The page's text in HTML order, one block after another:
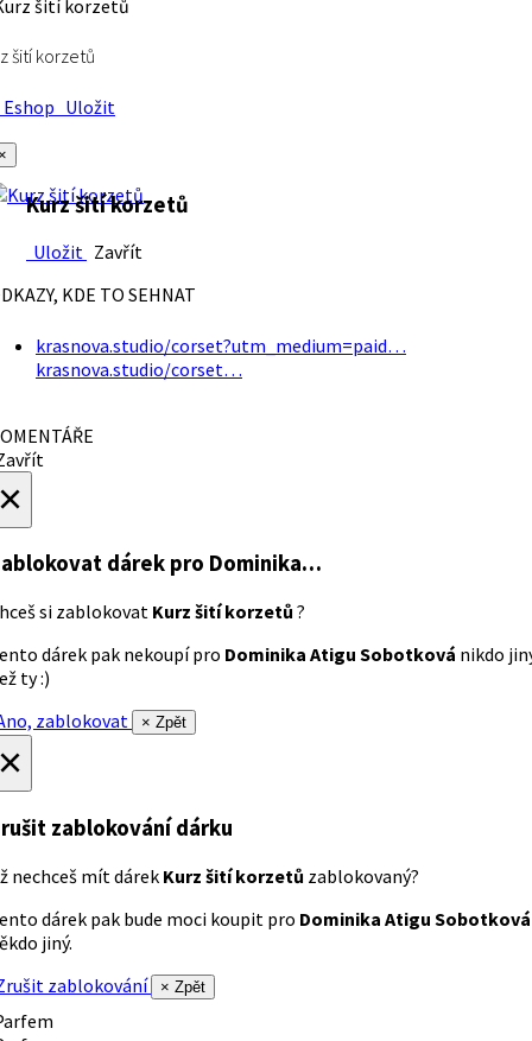
šití korzetů
Uložit
Kurz šití korzetů
Uložit Zavřít
KDE TO SEHNAT
krasnova.studio/corset?utm_medium=paid…
krasnova.studio/corset…
dárek pro Dominika…
si zablokovat Kurz šití korzetů ?
dárek pak nekoupí pro Dominika Atigu Sobotková nikdo
ty :)
zablokovat
× Zpět
zablokování dárku
nechceš mít dárek Kurz šití korzetů zablokovaný?
dárek pak bude moci koupit pro Dominika Atigu Sobotková
jiný.
zablokování
× Zpět